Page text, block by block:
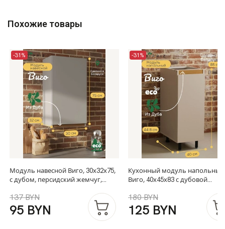
Похожие товары
-31%
Модуль навесной Виго, 30х32х75,
с дубом, персидский жемчуг,
137 BYN
95 BYN
-31%
Кухонный модуль напольный
Виго, 40х45х83 с дубовой
180 BYN
125 BYN